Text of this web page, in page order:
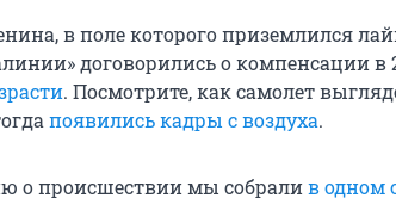
в поле которого приземлился
договорились о компенсации в
. Посмотрите, как самолет
появились кадры с воздуха.
о происшествии мы собралив одном